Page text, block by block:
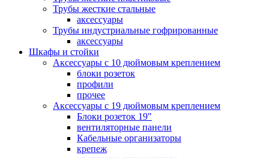
Трубы жесткие стальные
аксессуары
Трубы индустриальные гофрированные
аксессуары
Шкафы и стойки
Аксессуары с 10 дюймовым креплением
блоки розеток
профили
прочее
Аксессуары с 19 дюймовым креплением
Блоки розеток 19"
вентиляторные панели
Кабельные организаторы
крепеж